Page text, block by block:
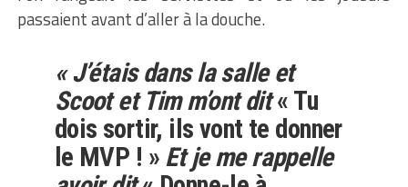
passaient avant d’aller à la douche.
« J’étais dans la salle et
Scootet Tim m’ont dit« Tu
dois sortir, ils vont te donner
le MVP ! » Et je me rappelle